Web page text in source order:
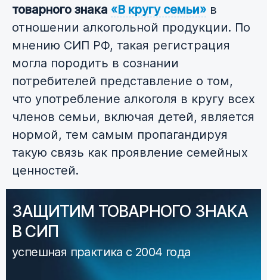
товарного знака «В кругу семьи» в
отношении алкогольной продукции. По
мнению СИП РФ, такая регистрация
могла породить в сознании
потребителей представление о том,
что употребление алкоголя в кругу всех
членов семьи, включая детей, является
нормой, тем самым пропагандируя
такую связь как проявление семейных
ценностей.
ЗАЩИТИМ ТОВАРНОГО ЗНАКА
В СИП
успешная практика с 2004 года